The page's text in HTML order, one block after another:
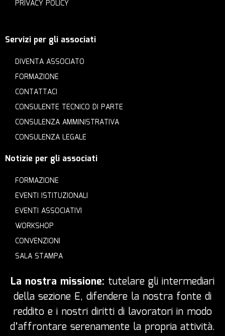
PRIVACY POLICY
Servizi per gli associati
DIVENTA ASSOCIATO
FORMAZIONE
CONTATTACI
CONSULENTE TECNICO DI PARTE
CONSULENZA AMMINISTRATIVA
CONSULENZA LEGALE
Notizie per gli associati
FORMAZIONE
EVENTI ISTITUZIONALI
EVENTI ASSOCIATIVI
WORKSHOP
CONVENZIONI
SALA STAMPA
La nostra missione: tutelare gli intermediari
della sezione E, difendere la nostra fonte di
reddito e i nostri diritti di lavoratori in modo
d’affrontare serenamente la propria attività.